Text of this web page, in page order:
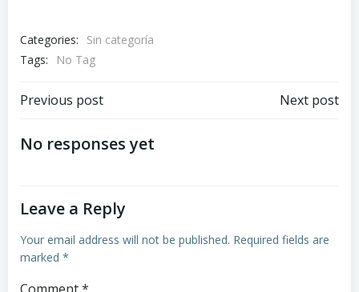
Categories:
Sin categoría
Tags:
No Tag
Post
navigation
Previous post Next post
No responses yet
Leave a Reply
Your email address will not be published. Required fields are
marked *